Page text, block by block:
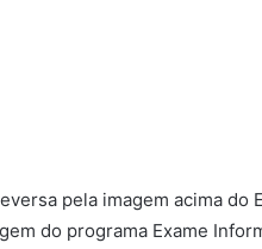
pela imagem acima
do programa Exame